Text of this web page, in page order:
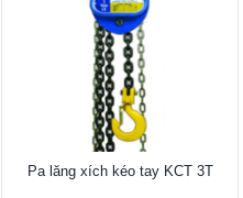
Pa lăng xích kéo tay KCT 3T